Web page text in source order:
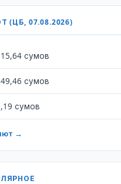
07.08.2026)
сумов
сумов
сумов
→